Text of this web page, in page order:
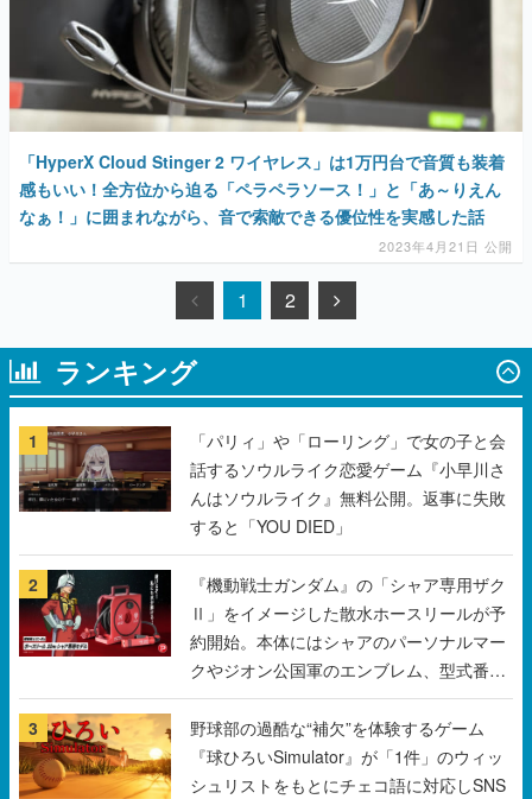
「HyperX Cloud Stinger 2 ワイヤレス」は1万円台で音質も装着
感もいい！全方位から迫る「ペラペラソース！」と「あ～りえん
なぁ！」に囲まれながら、音で索敵できる優位性を実感した話
2023年4月21日 公開
1 2
ランキング
1
「パリィ」や「ローリング」で女の子と会
話するソウルライク恋愛ゲーム『小早川さ
んはソウルライク』無料公開。返事に失敗
すると「YOU DIED」
2
『機動戦士ガンダム』の「シャア専用ザク
Ⅱ」をイメージした散水ホースリールが予
約開始。本体にはシャアのパーソナルマー
クやジオン公国軍のエンブレム、型式番号
などを配置
3
野球部の過酷な“補欠”を体験するゲーム
『球ひろいSimulator』が「1件」のウィッ
シュリストをもとにチェコ語に対応しSNS